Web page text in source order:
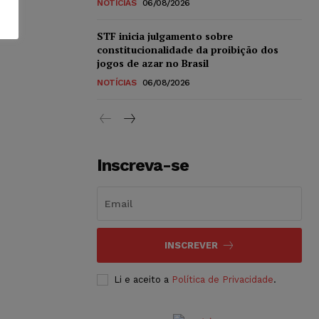
NOTÍCIAS 06/08/2026
STF inicia julgamento sobre
constitucionalidade da proibição dos
jogos de azar no Brasil
NOTÍCIAS 06/08/2026
Inscreva-se
INSCREVER
Li e aceito a Política de Privacidade.